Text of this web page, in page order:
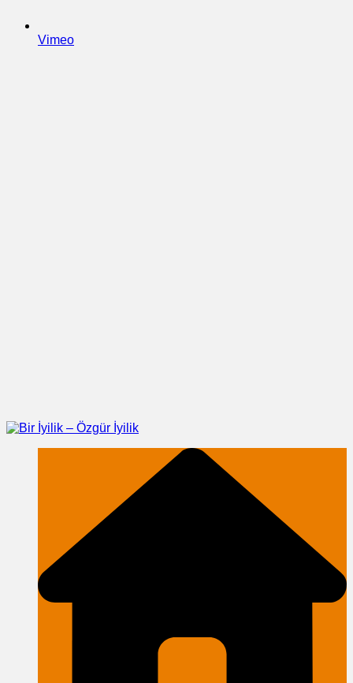
Vimeo